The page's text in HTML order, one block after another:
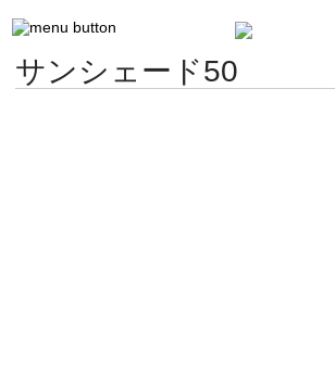
サンシェード50